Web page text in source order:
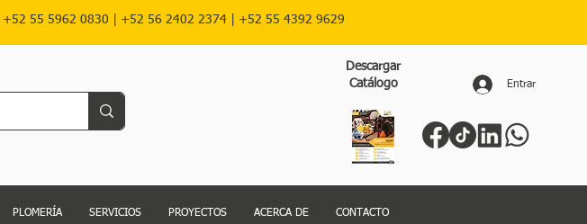
+52 55 5962 0830 +52 56 2402 2374 | +52 55 4392 9629
Entrar
Descargar
Catálogo
PLOMERÍA SERVICIOS PROYECTOS ACERCA DE CONTACTO